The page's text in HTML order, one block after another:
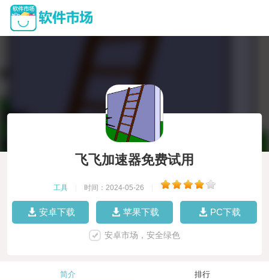
飞飞加速器免费试用
工具 时间：2024-05-26
安卓下载 苹果下载 PC下载
安卓市场，安全绿色
简介 排行